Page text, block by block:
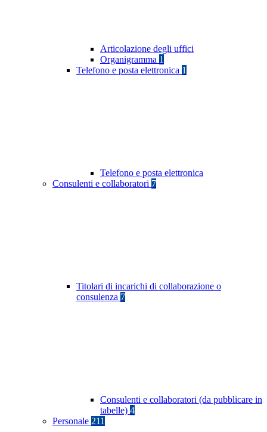
Articolazione degli uffici
Organigramma 1
Telefono e posta elettronica 1
Telefono e posta elettronica
Consulenti e collaboratori 7
Titolari di incarichi di collaborazione o
consulenza 7
Consulenti e collaboratori (da pubblicare in
tabelle) 4
Personale 211